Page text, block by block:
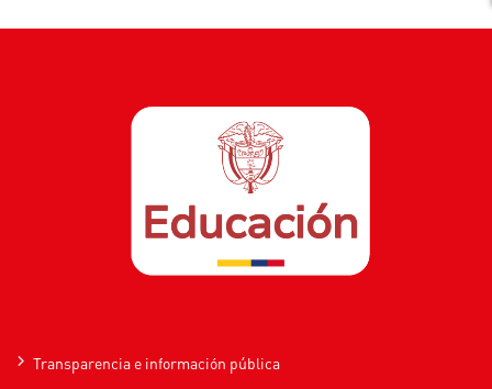
Transparencia e información pública